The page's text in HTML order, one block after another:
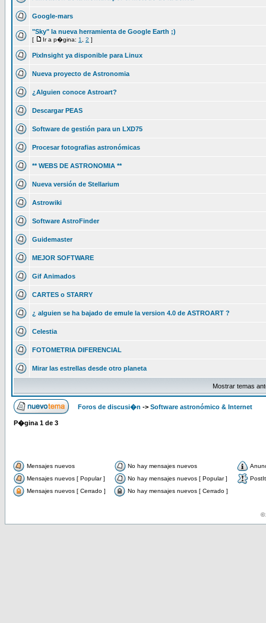
Google-mars
"Sky" la nueva herramienta de Google Earth ;)
[ Ir a p�gina: 1 2 ]
PixInsight ya disponible para Linux
Nueva proyecto de Astronomia
¿Alguien conoce Astroart?
Descargar PEAS
Software de gestión para un LXD75
Procesar fotografias astronómicas
** WEBS DE ASTRONOMIA **
Nueva versión de Stellarium
Astrowiki
Software AstroFinder
Guidemaster
MEJOR SOFTWARE
Gif Animados
CARTES o STARRY
¿ alguien se ha bajado de emule la version 4.0 de ASTROART ?
Celestia
FOTOMETRIA DIFERENCIAL
Mirar las estrellas desde otro planeta
Mostrar temas
Foros de discusi�n -> Software astronómico & Internet
P�gina 1 de 3
Mensajes nuevos No hay mensajes nuevos
Mensajes nuevos [ Popular ]
No hay mensajes nuevos [ Popular ]
PostIt
Mensajes nuevos [ Cerrado ]
No hay mensajes nuevos [ Cerrado ]
©